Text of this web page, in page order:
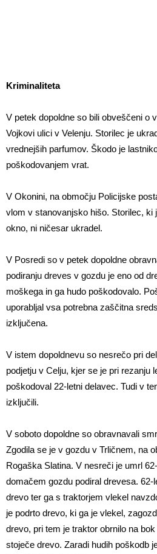
Kriminaliteta
V petek dopoldne so bili obveščeni o
Vojkovi ulici v Velenju. Storilec je
vrednejših parfumov. Škodo je
poškodovanjem vrat.
V Okonini, na območju Policijske
vlom v stanovanjsko hišo. Storilec, ki
okno, ni ničesar ukradel.
V Posredi so v petek dopoldne
podiranju dreves v gozdu je eno od
moškega in ga hudo poškodovalo.
uporabljal vsa potrebna zaščitna
izključena.
V istem dopoldnevu so nesrečo pri
podjetju v Celju, kjer se je pri rezanju
poškodoval 22-letni delavec. Tudi v
izključili.
V soboto dopoldne so obravnavali
Zgodila se je v gozdu v Trličnem, na
Rogaška Slatina. V nesreči je umrl
domačem gozdu podiral drevesa. 62-
drevo ter ga s traktorjem vlekel
je podrto drevo, ki ga je vlekel,
drevo, pri tem je traktor obrnilo na
stoječe drevo. Zaradi hudih poškodb